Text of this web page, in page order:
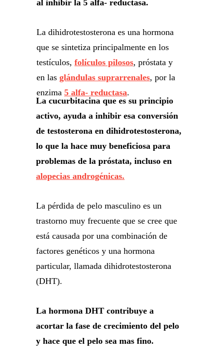
al inhibir la 5 alfa- reductasa.
La dihidrotestosterona es una hormona
que se sintetiza principalmente en los
testículos, folículos pilosos, próstata y
en las glándulas suprarrenales, por la
enzima 5 alfa- reductasa.
La cucurbitacina que es su principio
activo, ayuda a inhibir esa conversión
de testosterona en dihidrotestosterona,
lo que la hace muy beneficiosa para
problemas de la próstata, incluso en
alopecias androgénicas.
La pérdida de pelo masculino es un
trastorno muy frecuente que se cree que
está causada por una combinación de
factores genéticos y una hormona
particular, llamada dihidrotestosterona
(DHT).
La hormona DHT contribuye a
acortar la fase de crecimiento del pelo
y hace que el pelo sea mas fino.